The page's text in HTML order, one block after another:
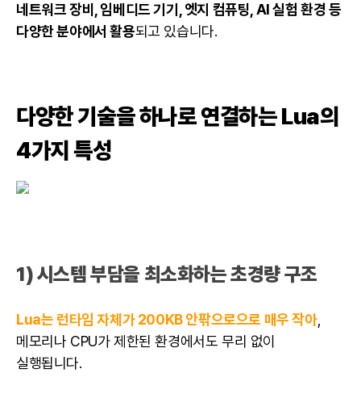
네트워크 장비, 임베디드 기기, 엣지 컴퓨팅, AI 실험 환경 등
다양한 분야에서 활용되고 있습니다.
다양한 기술을 하나로 연결하는 Lua의
4가지 특성
1) 시스템 부담을 최소화하는 초경량 구조
Lua는 런타임 자체가 200KB 안팎으로으로 매우 작아,
메모리나 CPU가 제한된 환경에서도 무리 없이
실행됩니다.